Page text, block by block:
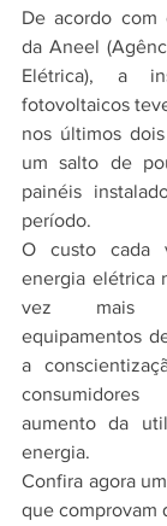
De acordo com
da Aneel
Elétrica), a
fotovoltaicos
nos últimos
um salto de
painéis
período.
O custo cada
energia elétrica
vez mais
equipamentos
a
aumento da
energia.
Confira agora
que comprovam